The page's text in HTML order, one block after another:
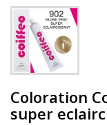
Coloration
super